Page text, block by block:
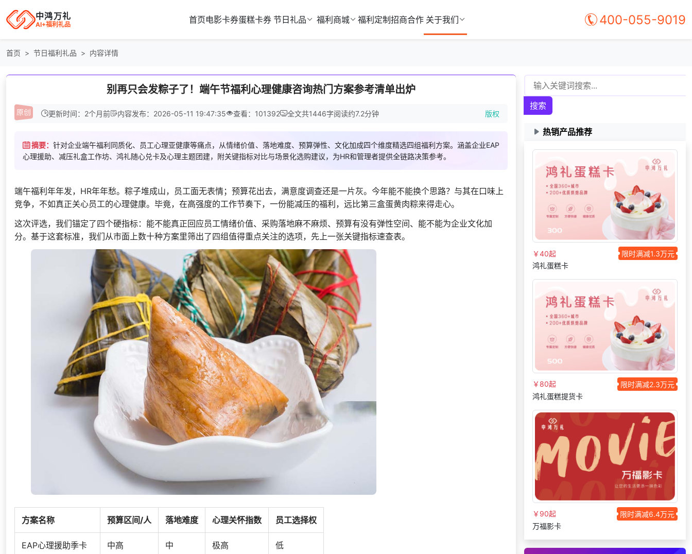
中鸿万礼
AI+福利礼品 首页电影卡券蛋糕卡券 节日礼品 福利商城 福利定制 招商合作 关于我们 400-055-9019
首页 节日福利礼品 内容详情
别再只会发粽子了！端午节福利心理健康咨询热门方案参考清单出炉
更新时间：2个月前 内容发布：2026-05-11 19:47:35 查看：101392 全文共1446字阅读约7.2分钟 版权
摘要：针对企业端午福利同质化、员工心理亚健康等痛点，从情绪价值、落地难度、预算弹性、文化加成四个维度精选四组福利方案。涵盖企业EAP
心理援助、减压礼盒工作坊、鸿礼随心兑卡及心理主题团建，附关键指标对比与场景化选购建议，为HR和管理者提供全链路决策参考。
端午福利年年发，HR年年愁。粽子堆成山，员工面无表情；预算花出去，满意度调查还是一片灰。今年能不能换个思路？与其在口味上
竞争，不如真正关心员工的心理健康。毕竟，在高强度的工作节奏下，一份能减压的福利，远比第三盒蛋黄肉粽来得走心。
这次评选，我们锚定了四个硬指标：能不能真正回应员工情绪价值、采购落地麻不麻烦、预算有没有弹性空间、能不能为企业文化加
分。基于这套标准，我们从市面上数十种方案里筛出了四组值得重点关注的选项，先上一张关键指标速查表。
方案名称 预算区间/人 落地难度 心理关怀指数 员工选择权
EAP心理援助季卡 中高 中 极高 低
搜索
热销产品推荐
￥40起
限时满减1.3万元
鸿礼蛋糕卡
￥80起
限时满减2.3万元
鸿礼蛋糕提货卡
￥90起
限时满减6.4万元
万福影卡
选择定制礼品商城
190***
192***
25 天前
咨询SaaS相关问题
176*** 选择定制礼品商城
获取礼品商城搭建资
192***
137***
4 天前
选择了企业福利系统
177***
23 天前 加入礼品平台
184*** 16 天前
咨询积分兑换商城开
130***
申请按需体验系统
149***
26 天前
咨询积分商城搭建
177***
24 天前
加入分销
176***
10 天前
选择公司礼品商城
171***
咨询供应商礼品
137***
11 天前
咨询工会福利平台
156***
9 天前
咨询一站式福利方案
136***
19 天前
加入礼品平台
咨询工会福利平台